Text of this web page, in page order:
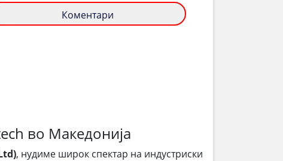
Коментари
во Македонија
, нудиме широк спектар на индустриски